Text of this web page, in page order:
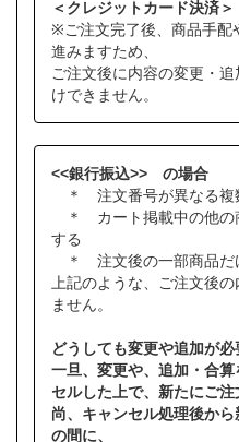
＜クレジットカード決済
※ご注文完了後、商品手配
進みますため、
ご注文後に内容の変更・
けできません。
<<銀行振込>> の場合
＊ 注文番号が異なる複
＊ カート掲載中の他の
する
＊ 注文後の一部商品だ
上記のような、ご注文後
ません。
どうしても変更や追加が必
一旦、変更や、追加・合
セルした上で、新たにご注
尚、キャンセル処理後か
の間に、